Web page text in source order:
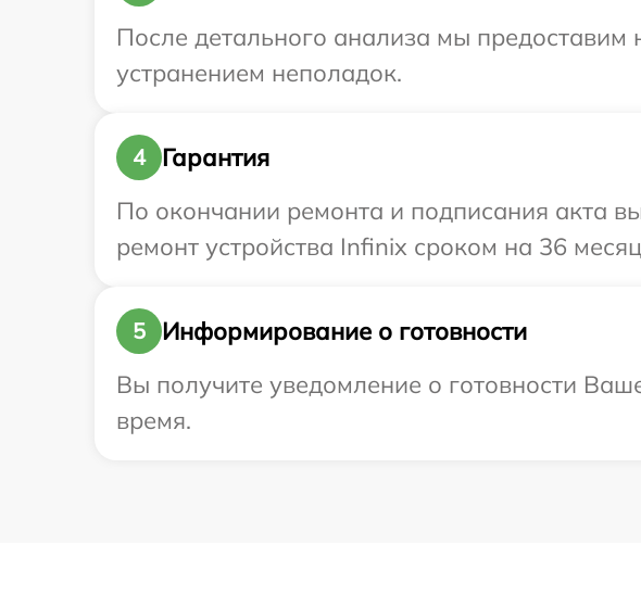
После детального анализа мы
устранением неполадок.
4
Гарантия
По окончании ремонта и подписания акта
ремонт устройства Infinix сроком на 36
5
Информирование о готовности
Вы получите уведомление о готовности
время.